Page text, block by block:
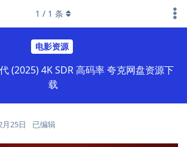
电影资源
(2025) 4K SDR 高码率 夸克网盘资源下
载
1 / 1 条
月25日 已编辑